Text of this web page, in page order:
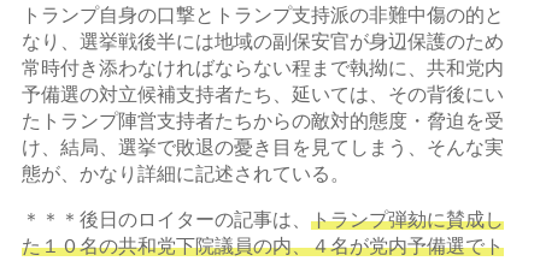
トランプ自身の口撃とトランプ支持派の非難中傷の的と
なり、選挙戦後半には地域の副保安官が身辺保護のため
常時付き添わなければならない程まで執拗に、共和党内
予備選の対立候補支持者たち、延いては、その背後にい
たトランプ陣営支持者たちからの敵対的態度・脅迫を受
け、結局、選挙で敗退の憂き目を見てしまう、そんな実
態が、かなり詳細に記述されている。
＊＊＊後日のロイターの記事は、 トランプ弾劾に賛成し
た１０名の共和党下院議員の内、４名が党内予備選でト